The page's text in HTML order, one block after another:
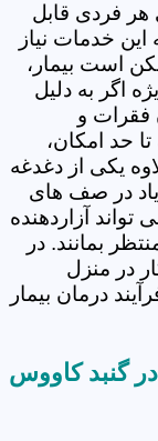
هر فردی قابل
این خدمات نیاز
است بیمار،
اگر به دلیل
فقرات و
حد امکان،
یکی از دغدغه
در صف های
آزاردهنده
بمانند. در
در منزل
درمان بیمار
گنبد کاووس